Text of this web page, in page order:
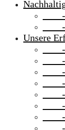
-
-
Unsere
-
-
-
-
-
-
-
-